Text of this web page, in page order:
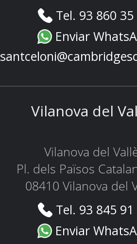
Tel. 93 860
Enviar
Vilanova del
Vilanova del
Pl. dels Països
08410 Vilanova del
Tel. 93 845
Enviar